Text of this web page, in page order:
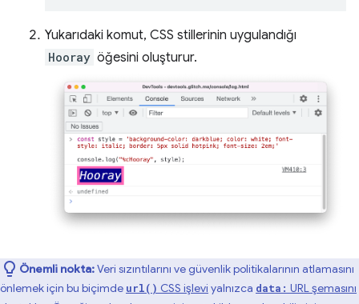
Yukarıdaki komut, CSS stillerinin uygulandığı
Hooray öğesini oluşturur.
Önemli nokta:Veri sızıntılarını ve güvenlik politikalarının atlamasını
önlemek için bu biçimde url() CSS işlevi yalnızca data: URL şemasını